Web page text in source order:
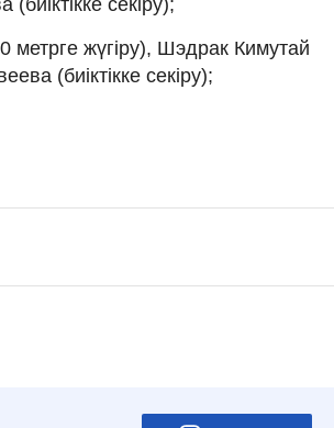
жүгіру), Шэдрак Кимутай
(биіктікке секіру);